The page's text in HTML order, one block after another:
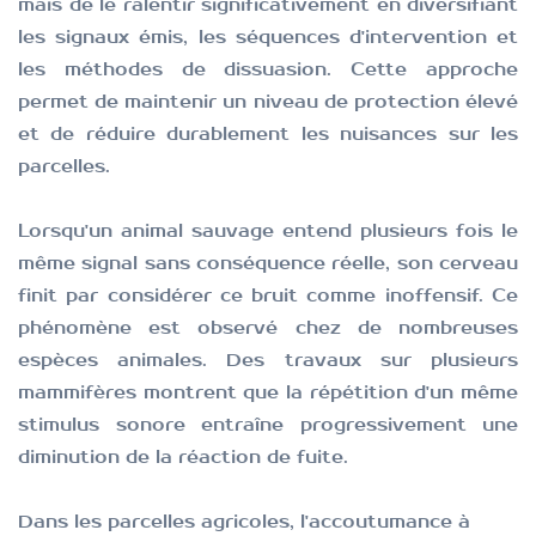
sont capables de percevoir des infrasons
produits par des phénomènes météorologiques
lointains, leur permettant parfois d'anticiper
des tempêtes avant même qu'elles ne soient
perceptibles par l'homme.
mais de le ralentir significativement en diversifiant
les signaux émis, les séquences d'intervention et
les méthodes de dissuasion. Cette approche
permet de maintenir un niveau de protection élevé
et de réduire durablement les nuisances sur les
parcelles.
Lorsqu'un animal sauvage entend plusieurs fois le
même signal sans conséquence réelle, son cerveau
finit par considérer ce bruit comme inoffensif. Ce
phénomène est observé chez de nombreuses
espèces animales. Des travaux sur plusieurs
mammifères montrent que la répétition d'un même
stimulus sonore entraîne progressivement une
diminution de la réaction de fuite.
Dans les parcelles agricoles, l'accoutumance à